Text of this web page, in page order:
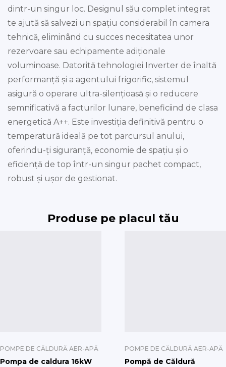
dintr-un singur loc. Designul său complet integrat
te ajută să salvezi un spațiu considerabil în camera
tehnică, eliminând cu succes necesitatea unor
rezervoare sau echipamente adiționale
voluminoase. Datorită tehnologiei Inverter de înaltă
performanță și a agentului frigorific, sistemul
asigură o operare ultra-silențioasă și o reducere
semnificativă a facturilor lunare, beneficiind de clasa
energetică A++. Este investiția definitivă pentru o
temperatură ideală pe tot parcursul anului,
oferindu-ți siguranță, economie de spațiu și o
eficiență de top într-un singur pachet compact,
robust și ușor de gestionat.
Produse pe placul tău
POMPE DE CĂLDURĂ AER-APĂ
Pompa de caldura 16kW
POMPE DE CĂLDURĂ AER-APĂ
Pompă de Căldură